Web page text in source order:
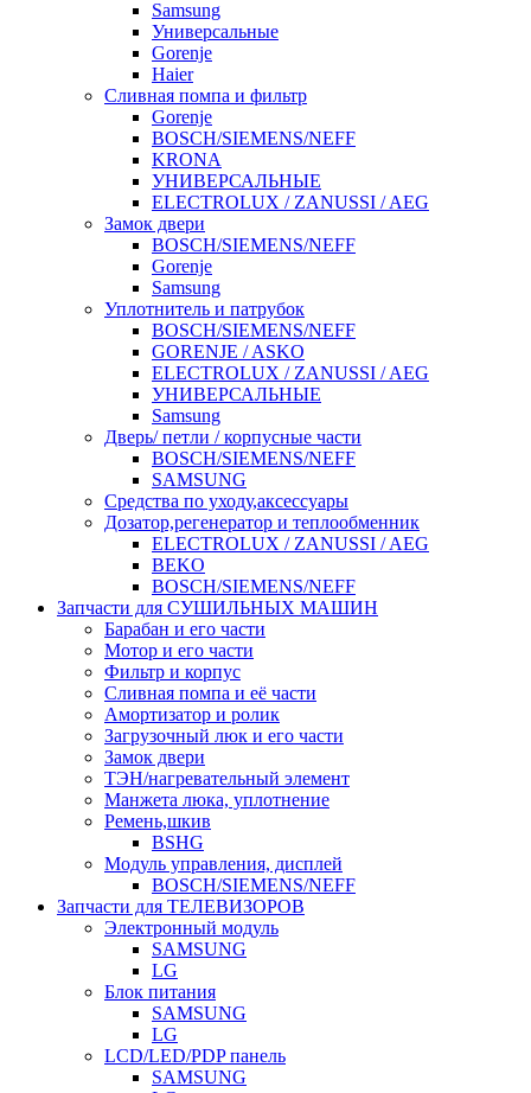
Samsung
Универсальные
Gorenje
Haier
Сливная помпа и фильтр
Gorenje
BOSCH/SIEMENS/NEFF
KRONA
УНИВЕРСАЛЬНЫЕ
ELECTROLUX / ZANUSSI / AEG
Замок двери
BOSCH/SIEMENS/NEFF
Gorenje
Samsung
Уплотнитель и патрубок
BOSCH/SIEMENS/NEFF
GORENJE / ASKO
ELECTROLUX / ZANUSSI / AEG
УНИВЕРСАЛЬНЫЕ
Samsung
Дверь/ петли / корпусные части
BOSCH/SIEMENS/NEFF
SAMSUNG
Средства по уходу,аксессуары
Дозатор,регенератор и теплообменник
ELECTROLUX / ZANUSSI / AEG
BEKO
BOSCH/SIEMENS/NEFF
Запчасти для СУШИЛЬНЫХ МАШИН
Барабан и его части
Мотор и его части
Фильтр и корпус
Сливная помпа и её части
Амортизатор и ролик
Загрузочный люк и его части
Замок двери
ТЭН/нагревательный элемент
Манжета люка, уплотнение
Ремень,шкив
BSHG
Модуль управления, дисплей
BOSCH/SIEMENS/NEFF
Запчасти для ТЕЛЕВИЗОРОВ
Электронный модуль
SAMSUNG
LG
Блок питания
SAMSUNG
LG
LCD/LED/PDP панель
SAMSUNG